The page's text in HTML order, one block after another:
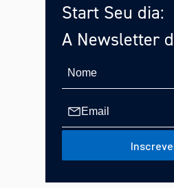
Start Seu dia:
A Newsletter